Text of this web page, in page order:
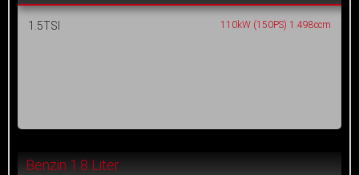
1.5TSI 110kW (150PS) 1.498ccm
Benzin 1.8 Liter